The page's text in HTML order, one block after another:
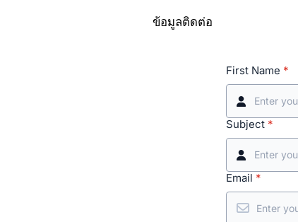
ข้อมูลติดต่อ
First Name *
Subject *
Email *